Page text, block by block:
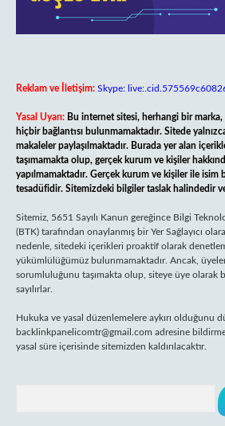
Reklam ve İletişim: Skype:
Yasal Uyarı: Bu internet sitesi, herhangi bir
hiçbir bağlantısı bulunmamaktadır. Sitede
makaleler paylaşılmaktadır. Burada yer alan
taşımamakta olup, gerçek kurum ve kişiler
yapılmamaktadır. Gerçek kurum ve kişiler ile isim
tesadüfidir. Sitemizdeki bilgiler taslak halindedir
Sitemiz, 5651 Sayılı Kanun gereğince Bilgi
(BTK) tarafından onaylanmış bir Yer Sağlayıcı
nedenle, sitedeki içerikleri proaktif olarak
yükümlülüğümüz bulunmamaktadır. Ancak,
sorumluluğunu taşımakta olup, siteye üye olarak
sayılırlar.
Hukuka ve yasal düzenlemelere aykırı olduğunu
backlinkpanelicomtr@gmail.com adresine
yasal süre içerisinde sitemizden kaldırılacaktır.